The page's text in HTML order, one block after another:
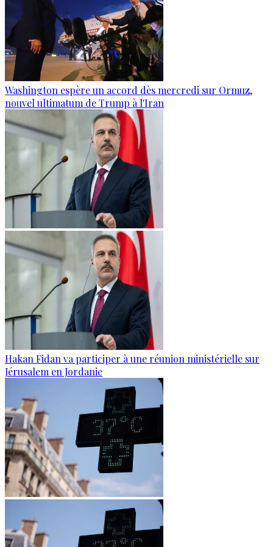
Washington espère un accord dès mercredi sur Ormuz,
nouvel ultimatum de Trump à l'Iran
Hakan Fidan va participer à une réunion ministérielle sur
Jérusalem en Jordanie